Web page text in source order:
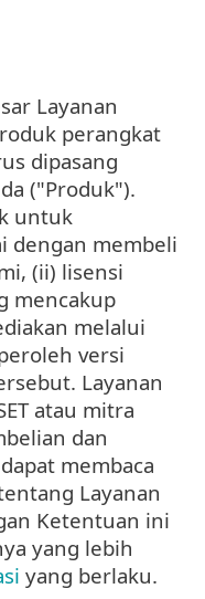
Layanan
perangkat
dipasang
("Produk").
untuk
dengan membeli
(ii) lisensi
mencakup
melalui
versi
Layanan
atau mitra
dan
membaca
Layanan
Ketentuan ini
yang lebih
yang berlaku.